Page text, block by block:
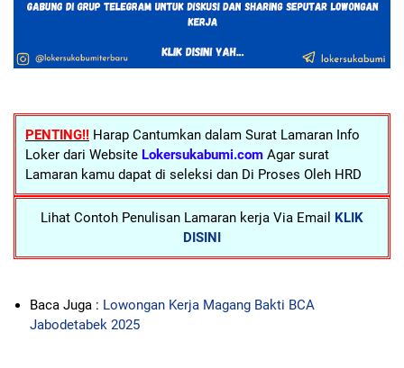
PENTING!! Harap Cantumkan dalam Surat Lamaran Info
Loker dari Website Lokersukabumi.com Agar surat
Lamaran kamu dapat di seleksi dan Di Proses Oleh HRD
Lihat Contoh Penulisan Lamaran kerja Via Email KLIK
DISINI
Baca Juga : Lowongan Kerja Magang Bakti BCA
Jabodetabek 2025